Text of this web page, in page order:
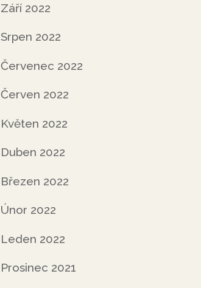
Září 2022
Srpen 2022
Červenec 2022
Červen 2022
Květen 2022
Duben 2022
Březen 2022
Únor 2022
Leden 2022
Prosinec 2021